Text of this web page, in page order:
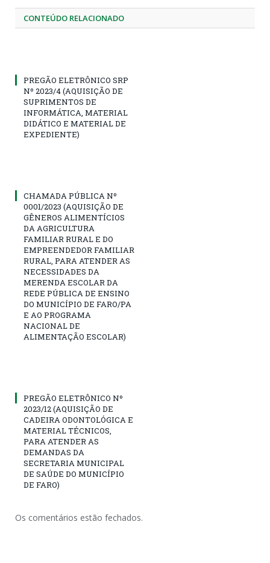
CONTEÚDO RELACIONADO
PREGÃO ELETRÔNICO SRP
Nº 2023/4 (AQUISIÇÃO DE
SUPRIMENTOS DE
INFORMÁTICA, MATERIAL
DIDÁTICO E MATERIAL DE
EXPEDIENTE)
CHAMADA PÚBLICA Nº
0001/2023 (AQUISIÇÃO DE
GÊNEROS ALIMENTÍCIOS
DA AGRICULTURA
FAMILIAR RURAL E DO
EMPREENDEDOR FAMILIAR
RURAL, PARA ATENDER AS
NECESSIDADES DA
MERENDA ESCOLAR DA
REDE PÚBLICA DE ENSINO
DO MUNICÍPIO DE FARO/PA
E AO PROGRAMA
NACIONAL DE
ALIMENTAÇÃO ESCOLAR)
PREGÃO ELETRÔNICO Nº
2023/12 (AQUISIÇÃO DE
CADEIRA ODONTOLÓGICA E
MATERIAL TÉCNICOS,
PARA ATENDER AS
DEMANDAS DA
SECRETARIA MUNICIPAL
DE SAÚDE DO MUNICÍPIO
DE FARO)
Os comentários estão fechados.